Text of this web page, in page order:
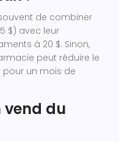
de combiner
$) avec leur
à 20 $. Sinon,
peut réduire le
pour un mois de
vend du